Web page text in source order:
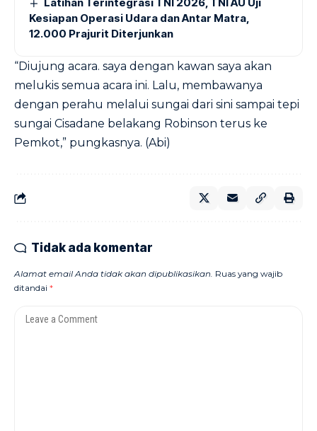
Kesiapan Operasi Udara dan Antar Matra,
12.000 Prajurit Diterjunkan
“Diujung acara. saya dengan kawan saya akan
melukis semua acara ini. Lalu, membawanya
dengan perahu melalui sungai dari sini sampai tepi
sungai Cisadane belakang Robinson terus ke
Pemkot,” pungkasnya. (Abi)
Tidak ada komentar
Alamat email Anda tidak akan dipublikasikan. Ruas yang wajib
ditandai *